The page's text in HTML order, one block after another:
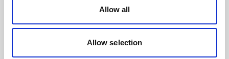
Allow all
Allow selection